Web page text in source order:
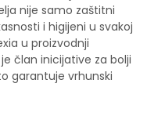
nije samo zaštitni
i higijeni u svakoj
u proizvodnji
član inicijative za bolji
garantuje vrhunski